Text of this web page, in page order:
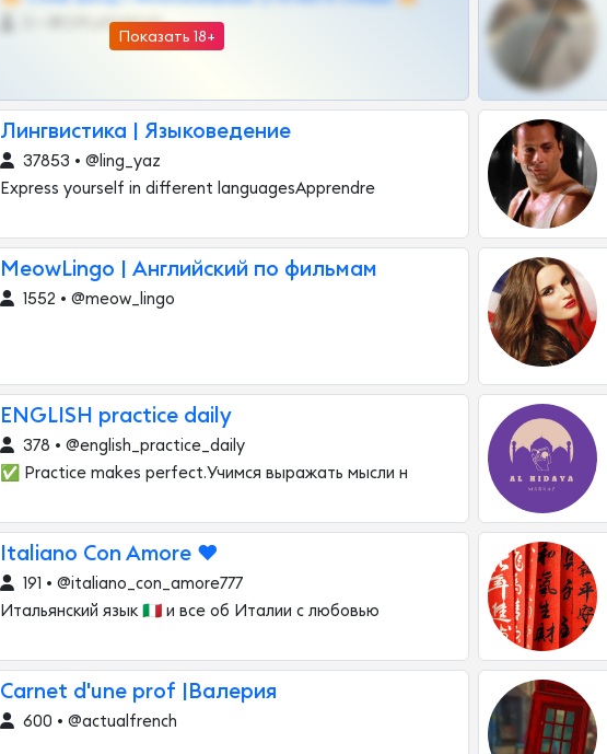
Показать 18+
@OPLATAPODPSK1BOT
Лингвистика | Языковедение
37853 • @ling_yaz
Express yourself in different languagesApprendre
MeowLingo | Английский по фильмам
1552 • @meow_lingo
ENGLISH practice daily
378 • @english_practice_daily
✅ Practice makes perfect.Учимся выражать мысли н
Italiano Con Amore ♥️
191 • @italiano_con_amore777
Итальянский язык 🇮🇹 и все об Италии с любовью
Carnet d'une prof |Валерия
600 • @actualfrench